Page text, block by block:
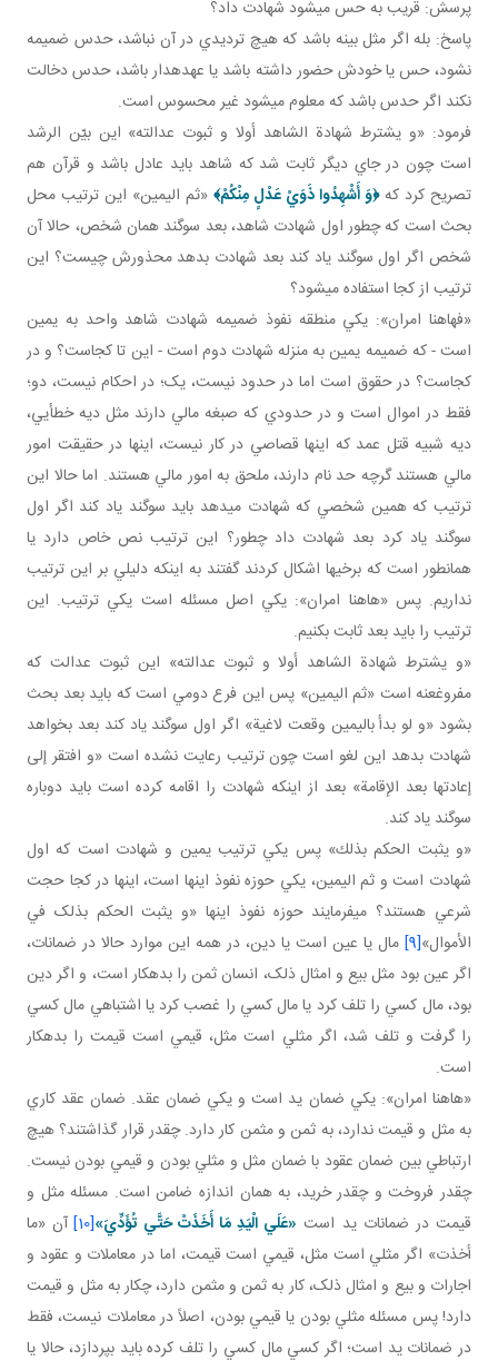
پرسش: قريب به حس می­شود شهادت داد؟
پاسخ: بله اگر مثل بينه باشد که هيچ ترديدي در آن نباشد، حدس ضميمه
نشود، حس يا خودش حضور داشته باشد يا عهده دار باشد، حدس دخالت
نکند اگر حدس باشد که معلوم مي شود غير محسوس است.
فرمود: «و يشترط شهادة الشاهد أولا و ثبوت عدالته» اين بيّن الرشد
است چون در جاي ديگر ثابت شد که شاهد بايد عادل باشد و قرآن هم
تصريح کرد که﴿وَ أَشْهِدُوا ذَوَيْ عَدْلٍ مِنْكُمْ﴾ «ثم اليمين» اين ترتيب محل
بحث است که چطور اول شهادت شاهد، بعد سوگند همان شخص، حالا آن
شخص اگر اول سوگند ياد کند بعد شهادت بدهد محذورش چيست؟ اين
ترتيب از کجا استفاده مي شود؟
«فهاهنا امران»: يکي منطقه نفوذ ضميمه شهادت شاهد واحد به يمين
است - که ضميمه يمين به منزله شهادت دوم است - اين تا کجاست؟ و در
کجاست؟ در حقوق است اما در حدود نيست، يک؛ در احکام نيست، دو؛
فقط در اموال است و در حدودي که صبغه مالي دارند مثل ديه خطأيي،
ديه شبيه قتل عمد که اينها قصاصي در کار نيست، اينها در حقيقت امور
مالي هستند گرچه حد نام دارند، ملحق به امور مالي هستند. اما حالا اين
ترتيب که همين شخصي که شهادت مي دهد بايد سوگند ياد کند اگر اول
سوگند ياد کرد بعد شهادت داد چطور؟ اين ترتيب نص خاص دارد يا
همان طور است که برخي ها اشکال کردند گفتند به اينکه دليلي بر اين ترتيب
نداريم. پس «هاهنا امران»: يکي اصل مسئله است يکي ترتيب. اين
ترتيب را بايد بعد ثابت بکنيم.
«و يشترط شهادة الشاهد أولا و ثبوت عدالته» اين ثبوت عدالت که
مفروغ عنه است «ثم اليمين» پس اين فرع دومي است که بايد بعد بحث
بشود «و لو بدأ باليمين وقعت لاغية» اگر اول سوگند ياد کند بعد بخواهد
شهادت بدهد اين لغو است چون ترتيب رعايت نشده است «و افتقر إلى
إعادتها بعد الإقامة» بعد از اينکه شهادت را اقامه کرده است بايد دوباره
سوگند ياد کند.
«و يثبت الحكم بذلك» پس يکي ترتيب يمين و شهادت است که اول
شهادت است و ثم اليمين، يکي حوزه نفوذ اينها است، اينها در کجا حجت
شرعي هستند؟ مي فرمايند حوزه نفوذ اينها «و يثبت الحکم بذلک في
الأموال»[9]
مال يا عين است يا دين، در همه اين موارد حالا در ضمانات،
اگر عين بود مثل بيع و امثال ذلک، انسان ثمن را بدهکار است، و اگر دين
بود، مال کسي را تلف کرد يا مال کسي را غصب کرد يا اشتباهي مال کسي
را گرفت و تلف شد، اگر مثلي است مثل، قيمي است قيمت را بدهکار
است.
«هاهنا امران»: يکي ضمان يد است و يکي ضمان عقد. ضمان عقد کاري
به مثل و قيمت ندارد، به ثمن و مثمن کار دارد. چقدر قرار گذاشتند؟ هيچ
ارتباطي بين ضمان عقود با ضمان مثل و مثلي بودن و قيمي بودن نيست.
چقدر فروخت و چقدر خريد، به همان اندازه ضامن است. مسئله مثل و
قيمت در ضمانات يد است «عَلَي الْيَدِ مَا أَخَذَتْ حَتَّي تُؤَدِّيَ»[10]
آن «ما
أخذت» اگر مثلي است مثل، قيمي است قيمت، اما در معاملات و عقود و
اجارات و بيع و امثال ذلک، کار به ثمن و مثمن دارد، چکار به مثل و قيمت
دارد! پس مسئله مثلي بودن يا قيمي بودن، اصلاً در معاملات نيست، فقط
در ضمانات يد است؛ اگر کسي مال کسي را تلف کرده بايد بپردازد، حالا يا